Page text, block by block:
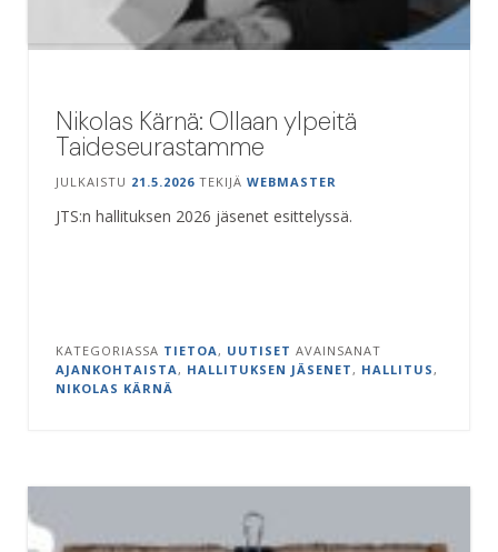
Nikolas Kärnä: Ollaan ylpeitä
Taideseurastamme
JULKAISTU 21.5.2026 TEKIJÄ WEBMASTER
JTS:n hallituksen 2026 jäsenet esittelyssä.
KATEGORIASSA TIETOA , UUTISET AVAINSANAT
AJANKOHTAISTA , HALLITUKSEN JÄSENET , HALLITUS ,
NIKOLAS KÄRNÄ